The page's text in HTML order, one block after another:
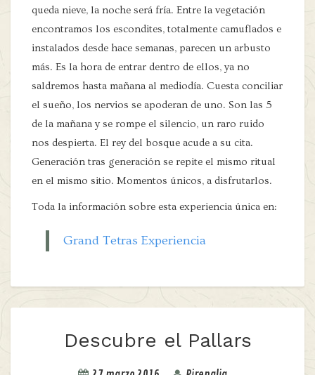
queda nieve, la noche será fría. Entre la vegetación
encontramos los escondites, totalmente camuflados e
instalados desde hace semanas, parecen un arbusto
más. Es la hora de entrar dentro de ellos, ya no
saldremos hasta mañana al mediodía. Cuesta conciliar
el sueño, los nervios se apoderan de uno. Son las 5
de la mañana y se rompe el silencio, un raro ruido
nos despierta. El rey del bosque acude a su cita.
Generación tras generación se repite el mismo ritual
en el mismo sitio. Momentos únicos, a disfrutarlos.
Toda la información sobre esta experiencia única en:
Grand Tetras Experiencia
Descubre el Pallars